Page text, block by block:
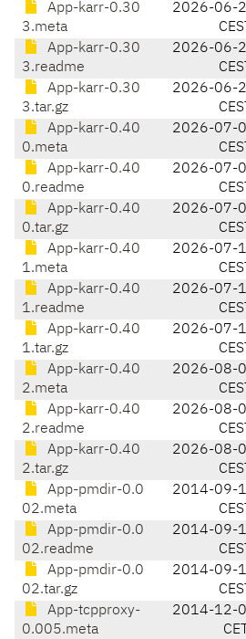
App-karr-0.30
3.meta
2026-06-
CEST
App-karr-0.30
3.readme
2026-06-
CEST
App-karr-0.30
3.tar.gz
2026-06-
CEST
App-karr-0.40
0.meta
2026-07-
CEST
App-karr-0.40
0.readme
2026-07-
CEST
App-karr-0.40
0.tar.gz
2026-07-
CEST
App-karr-0.40
1.meta
2026-07-
CEST
App-karr-0.40
1.readme
2026-07-
CEST
App-karr-0.40
1.tar.gz
2026-07-
CEST
App-karr-0.40
2.meta
2026-08-
CEST
App-karr-0.40
2.readme
2026-08-
CEST
App-karr-0.40
2.tar.gz
2026-08-
CEST
App-pmdir-0.0
02.meta
2014-09-
CEST
App-pmdir-0.0
02.readme
2014-09-
CEST
App-pmdir-0.0
02.tar.gz
2014-09-
CEST
App-tcpproxy-
0.005.meta
2014-12-
CET